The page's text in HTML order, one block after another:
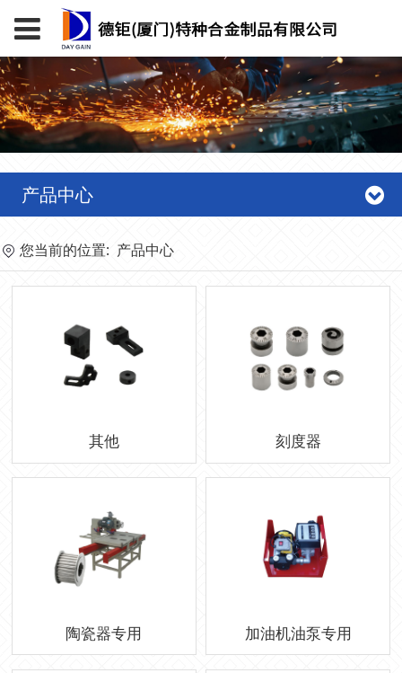
产品中心
您当前的位置: 产品中心
其他 刻度器
陶瓷器专用 加油机油泵专用